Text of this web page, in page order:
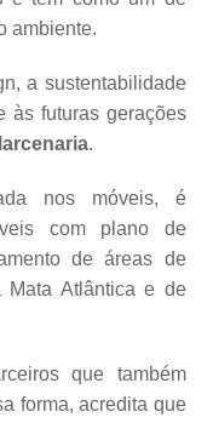
ambiente.
a sustentabilidade
às futuras gerações
.
nos móveis, é
com plano de
de áreas de
Mata Atlântica e de
que também
forma, acredita que